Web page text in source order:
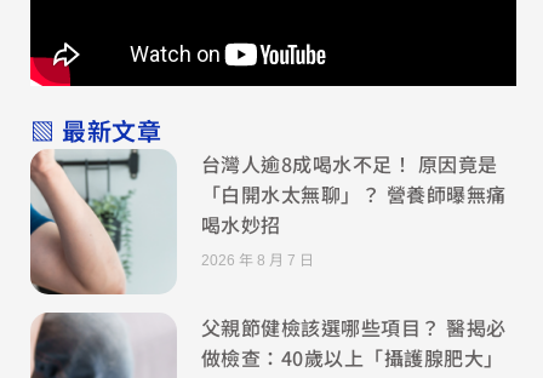
▧ 最新文章
台灣人逾8成喝水不足！ 原因竟是
「白開水太無聊」？ 營養師曝無痛
喝水妙招
2026 年 8 月 7 日
父親節健檢該選哪些項目？ 醫揭必
做檢查：40歲以上「攝護腺肥大」